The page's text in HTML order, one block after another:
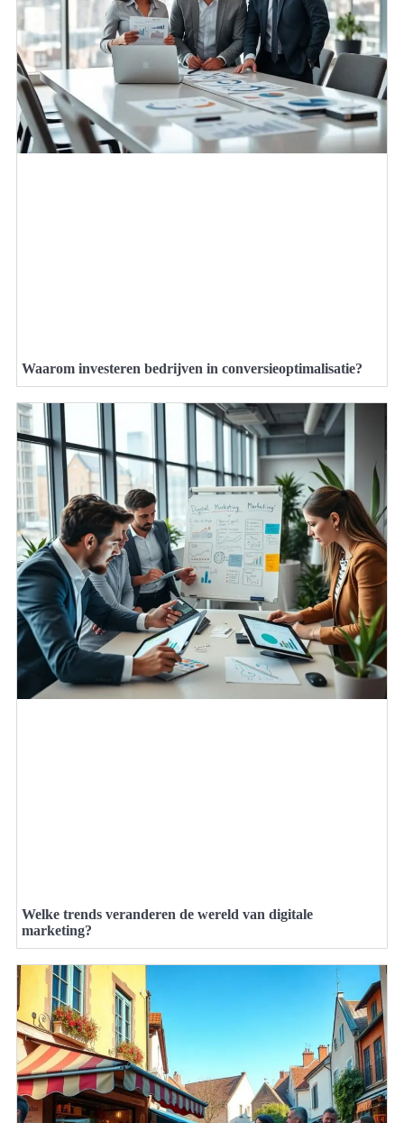
Waarom investeren bedrijven in conversieoptimalisatie?
Welke trends veranderen de wereld van digitale
marketing?